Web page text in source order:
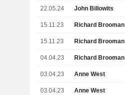
22.05.24 John Billowits
15.11.23 Richard Brooman
15.11.23 Richard Brooman
04.04.23 Richard Brooman
03.04.23 Anne West
03.04.23 Anne West